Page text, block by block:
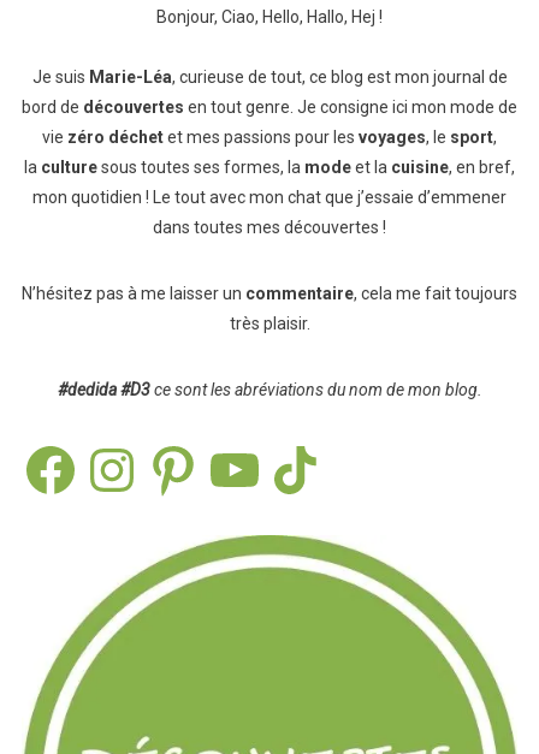
Bonjour, Ciao, Hello, Hallo, Hej !
Je suis Marie-Léa, curieuse de tout, ce blog est mon journal de
bord de découvertes en tout genre. Je consigne ici mon mode de
vie zéro déchetet mes passions pour les voyages, le sport,
la culturesous toutes ses formes, la modeet la cuisine, en bref,
mon quotidien ! Le tout avec mon chat que j’essaie d’emmener
dans toutes mes découvertes !
N’hésitez pas à me laisser un commentaire, cela me fait toujours
très plaisir.
#dedida #D3ce sont les abréviations du nom de mon blog.
FacebookInstagramPinterest TikTok